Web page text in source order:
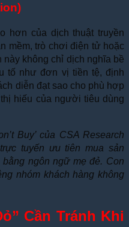
hơn của dịch thuật truyền
mềm, trò chơi điện tử hoặc
này không chỉ dịch nghĩa bề
tố như đơn vị tiền tệ, định
diễn đạt sao cho phù hợp
hiếu của người tiêu dùng
Buy’ của CSA Research
tuyến ưu tiên mua sản
ngôn ngữ mẹ đẻ. Con
nhóm khách hàng không
Cần Tránh Khi